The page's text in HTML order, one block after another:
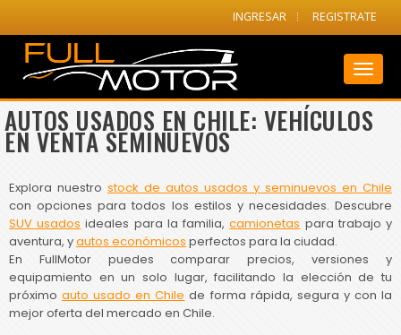
INGRESAR REGISTRATE
AUTOS USADOS EN CHILE: VEHÍCULOS
EN VENTA SEMINUEVOS
Explora nuestro stock de autos usados y seminuevos en Chile
con opciones para todos los estilos y necesidades. Descubre
SUV usados ideales para la familia,camionetas para trabajo y
aventura, yautos económicos perfectos para la ciudad.
En FullMotor puedes comparar precios, versiones y
equipamiento en un solo lugar, facilitando la elección de tu
próximoauto usado en Chile de forma rápida, segura y con la
mejor oferta del mercado en Chile.